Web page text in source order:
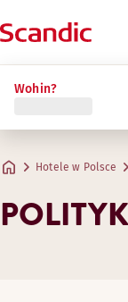
Wohin?
Hotele w Polsce